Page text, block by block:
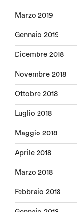
Marzo 2019
Gennaio 2019
Dicembre 2018
Novembre 2018
Ottobre 2018
Luglio 2018
Maggio 2018
Aprile 2018
Marzo 2018
Febbraio 2018